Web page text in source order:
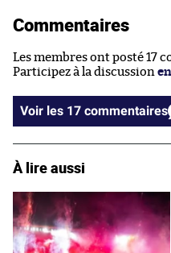
Commentaires
Les membres ont posté 17
Participez à la discussion
Voir les 17 commentaires
À lire aussi